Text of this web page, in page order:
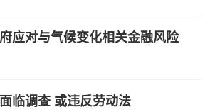
应对与气候变化相关金融风险
临调查 或违反劳动法